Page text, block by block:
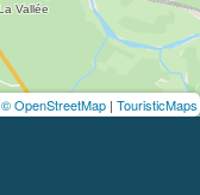
© OpenStreetMap | TouristicMaps